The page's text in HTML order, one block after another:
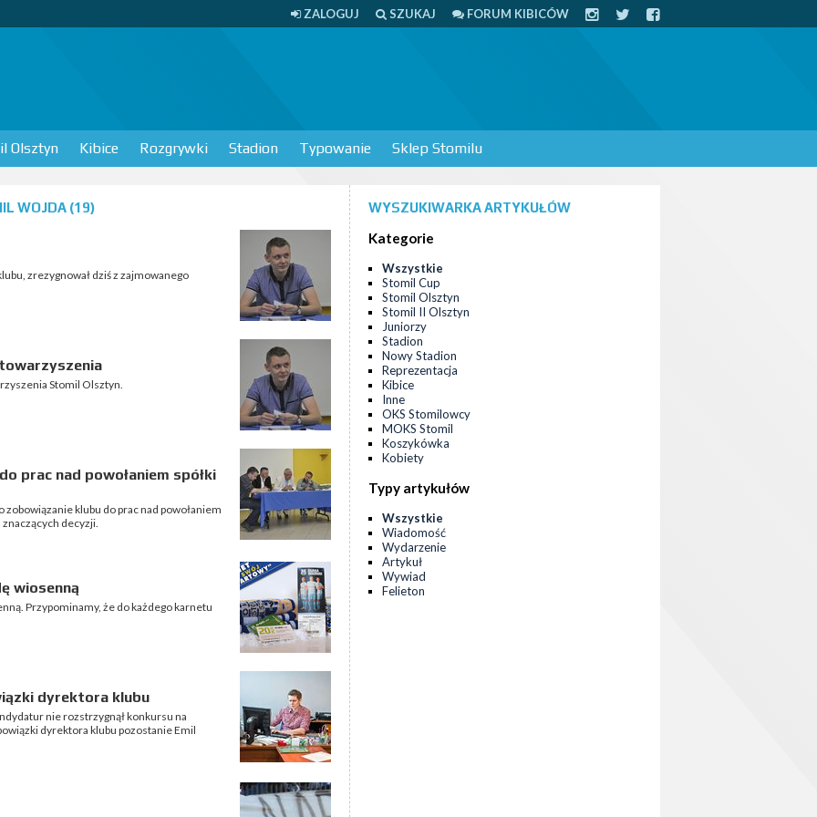
ZALOGUJ SZUKAJ FORUM KIBICÓW
Olsztyn Kibice Rozgrywki Stadion Typowanie Sklep Stomilu
WOJDA (19)
zrezygnował dziś z zajmowanego
Stomil Olsztyn.
prac nad powołaniem spółki
klubu do prac nad powołaniem
decyzji.
wiosenną
Przypominamy, że do każdego karnetu
dyrektora klubu
nie rozstrzygnął konkursu na
dyrektora klubu pozostanie Emil
WYSZUKIWARKA ARTYKUŁÓW
Kategorie
Wszystkie
Stomil Cup
Stomil Olsztyn
Stomil II Olsztyn
Juniorzy
Stadion
Nowy Stadion
Reprezentacja
Kibice
Inne
OKS Stomilowcy
MOKS Stomil
Koszykówka
Kobiety
Typy artykułów
Wszystkie
Wiadomość
Wydarzenie
Artykuł
Wywiad
Felieton